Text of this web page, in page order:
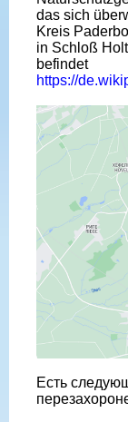
das sich
Kreis
in Schloß
befindet
https://
Есть